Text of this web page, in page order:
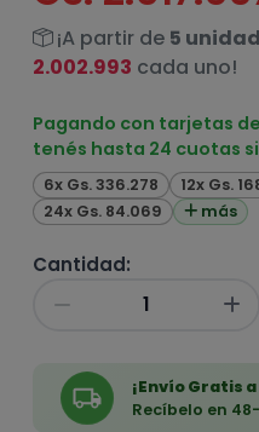
¡A partir de 5
2.002.993 cada uno!
Pagando con tarjetas
tenés hasta 24 cuotas
6x Gs. 336.278 12x Gs.
24x Gs. 84.069
más
Cantidad:
¡Envío Gratis
Recíbelo en